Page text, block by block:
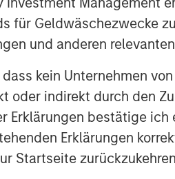
für Geldwäschezwecke
und anderen
dass kein Unternehmen
oder indirekt durch den
Erklärungen bestätige
Erklärungen
Startseite
Capital Partners
in 1998, Charlesbank
private investment firm
as of
of experience and sector
to investing across its
healthcare, industrials
management teams